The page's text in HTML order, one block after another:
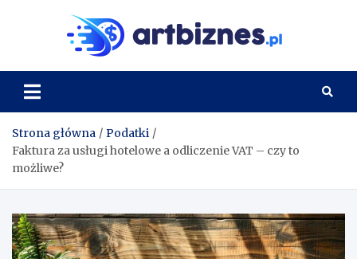
Strona główna
Podatki
Faktura za usługi hotelowe a odliczenie VAT – czy to
możliwe?